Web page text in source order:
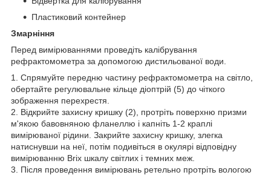
Пластиковий контейнер
Змарніння
Перед вимірюваннями проведіть калібрування
рефрактомометра за допомогою дистильованої води.
1. Спрямуйте передню частину рефрактомометра на світло,
обертайте регулювальне кільце діоптрій (5) до чіткого
зображення перехрестя.
2. Відкрийте захисну кришку (2), протріть поверхню призми
м'якою бавовняною фланеллю і капніть 1-2 краплі
вимірюваної рідини. Закрийте захисну кришку, злегка
натиснувши на неї, потім подивіться в окулярі відповідну
вимірюванню Brix шкалу світлих і темних меж.
3. Після проведення вимірювань ретельно протріть вологою